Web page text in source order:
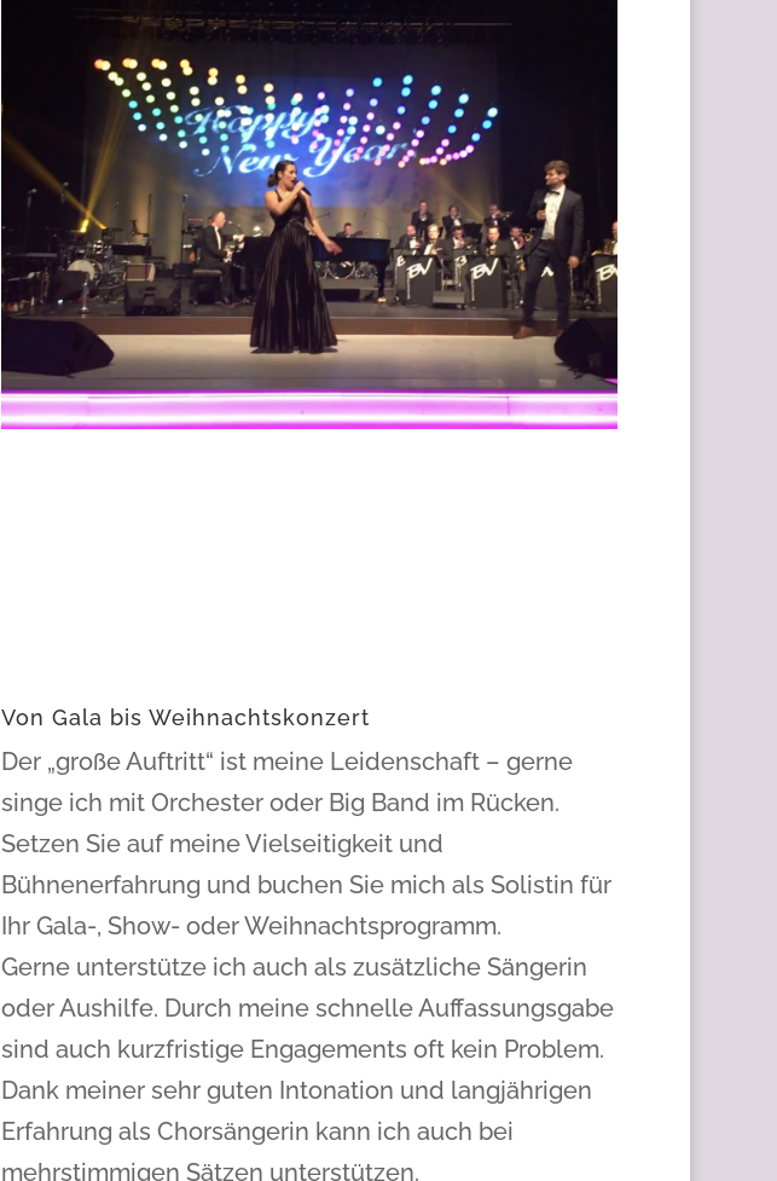
Von Gala bis Weihnachtskonzert
Der „große Auftritt“ ist meine Leidenschaft – gerne
singe ich mit Orchester oder Big Band im Rücken.
Setzen Sie auf meine Vielseitigkeit und
Bühnenerfahrung und buchen Sie mich als Solistin für
Ihr Gala-, Show- oder Weihnachtsprogramm.
Gerne unterstütze ich auch als zusätzliche Sängerin
oder Aushilfe. Durch meine schnelle Auffassungsgabe
sind auch kurzfristige Engagements oft kein Problem.
Dank meiner sehr guten Intonation und langjährigen
Erfahrung als Chorsängerin kann ich auch bei
mehrstimmigen Sätzen unterstützen.